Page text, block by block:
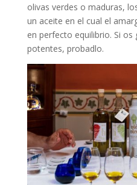
olivas verdes o maduras,
un aceite en el cual el
en perfecto equilibrio. Si os
potentes, probadlo.